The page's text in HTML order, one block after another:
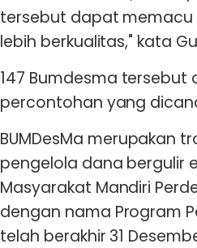
tersebut dapat memacu
lebih berkualitas," kata
147 Bumdesma tersebut
percontohan yang
BUMDesMa merupakan
pengelola dana bergulir
Masyarakat Mandiri
dengan nama Program
telah berakhir 31